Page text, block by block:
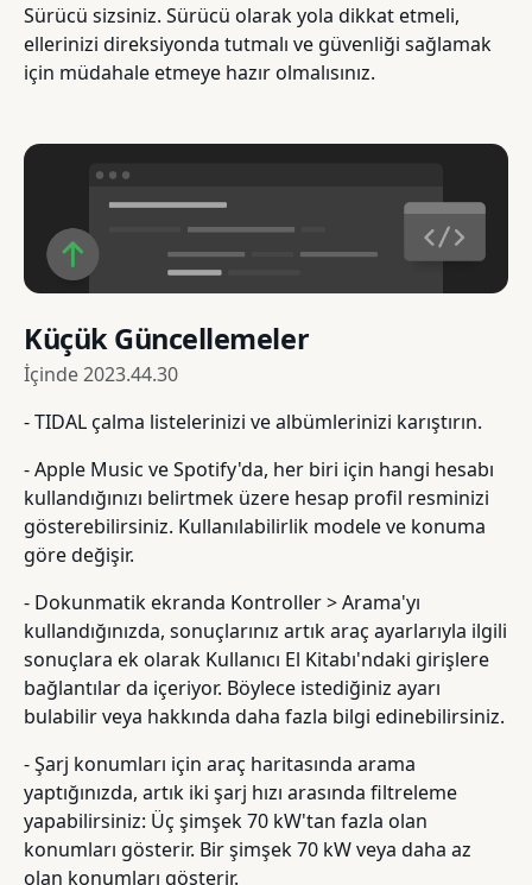
Sürücü sizsiniz. Sürücü olarak yola dikkat etmeli,
ellerinizi direksiyonda tutmalı ve güvenliği sağlamak
için müdahale etmeye hazır olmalısınız.
Küçük Güncellemeler
İçinde2023.44.30
- TIDAL çalma listelerinizi ve albümlerinizi karıştırın.
- Apple Music ve Spotify'da, her biri için hangi hesabı
kullandığınızı belirtmek üzere hesap profil resminizi
gösterebilirsiniz. Kullanılabilirlik modele ve konuma
göre değişir.
- Dokunmatik ekranda Kontroller > Arama'yı
kullandığınızda, sonuçlarınız artık araç ayarlarıyla ilgili
sonuçlara ek olarak Kullanıcı El Kitabı'ndaki girişlere
bağlantılar da içeriyor. Böylece istediğiniz ayarı
bulabilir veya hakkında daha fazla bilgi edinebilirsiniz.
- Şarj konumları için araç haritasında arama
yaptığınızda, artık iki şarj hızı arasında filtreleme
yapabilirsiniz: Üç şimşek 70 kW'tan fazla olan
konumları gösterir. Bir şimşek 70 kW veya daha az
olan konumları gösterir.